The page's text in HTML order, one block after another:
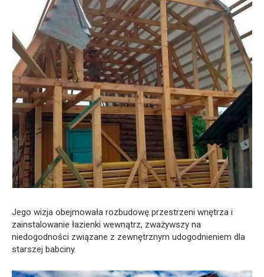
Jego wizja obejmowała rozbudowę przestrzeni wnętrza i
zainstalowanie łazienki wewnątrz, zważywszy na
niedogodności związane z zewnętrznym udogodnieniem dla
starszej babciny.